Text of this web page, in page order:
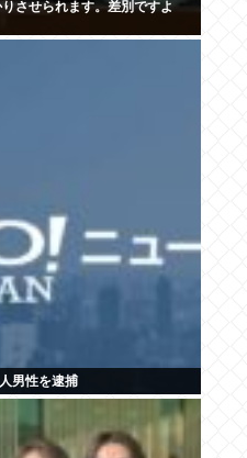
させられます。差別ですよ
男性を逮捕